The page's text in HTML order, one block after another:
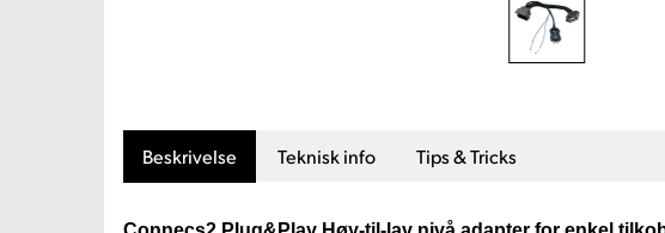
Beskrivelse Teknisk info Tips & Tricks